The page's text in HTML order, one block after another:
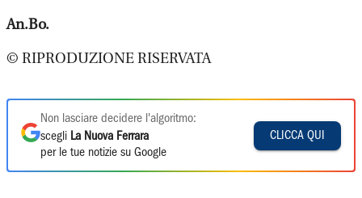
An.Bo.
© RIPRODUZIONE RISERVATA
Non lasciare decidere l'algoritmo:
scegli La Nuova Ferrara
per le tue notizie su Google
CLICCA QUI